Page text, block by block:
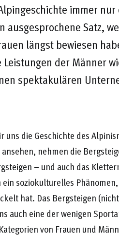
immer
Satz,
längst bewiesen
der Männer
spektakulären
uns die Geschichte des
nehmen die
– und auch das
soziokulturelles
hat. Das Bergsteigen
auch eine der wenigen
von Frauen und